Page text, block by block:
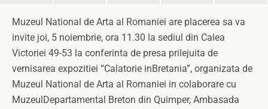
Muzeul National de Arta al Romaniei are placerea sa va
invite joi, 5 noiembrie, ora 11.30 la sediul din Calea
Victoriei 49-53 la conferinta de presa prilejuita de
vernisarea expozitiei “Calatorie inBretania”, organizata de
Muzeul National de Arta al Romaniei in colaborare cu
MuzeulDepartamental Breton din Quimper, Ambasada